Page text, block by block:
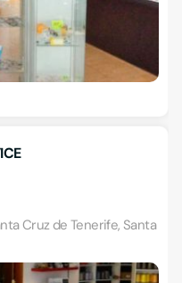
Cruz de Tenerife, Santa